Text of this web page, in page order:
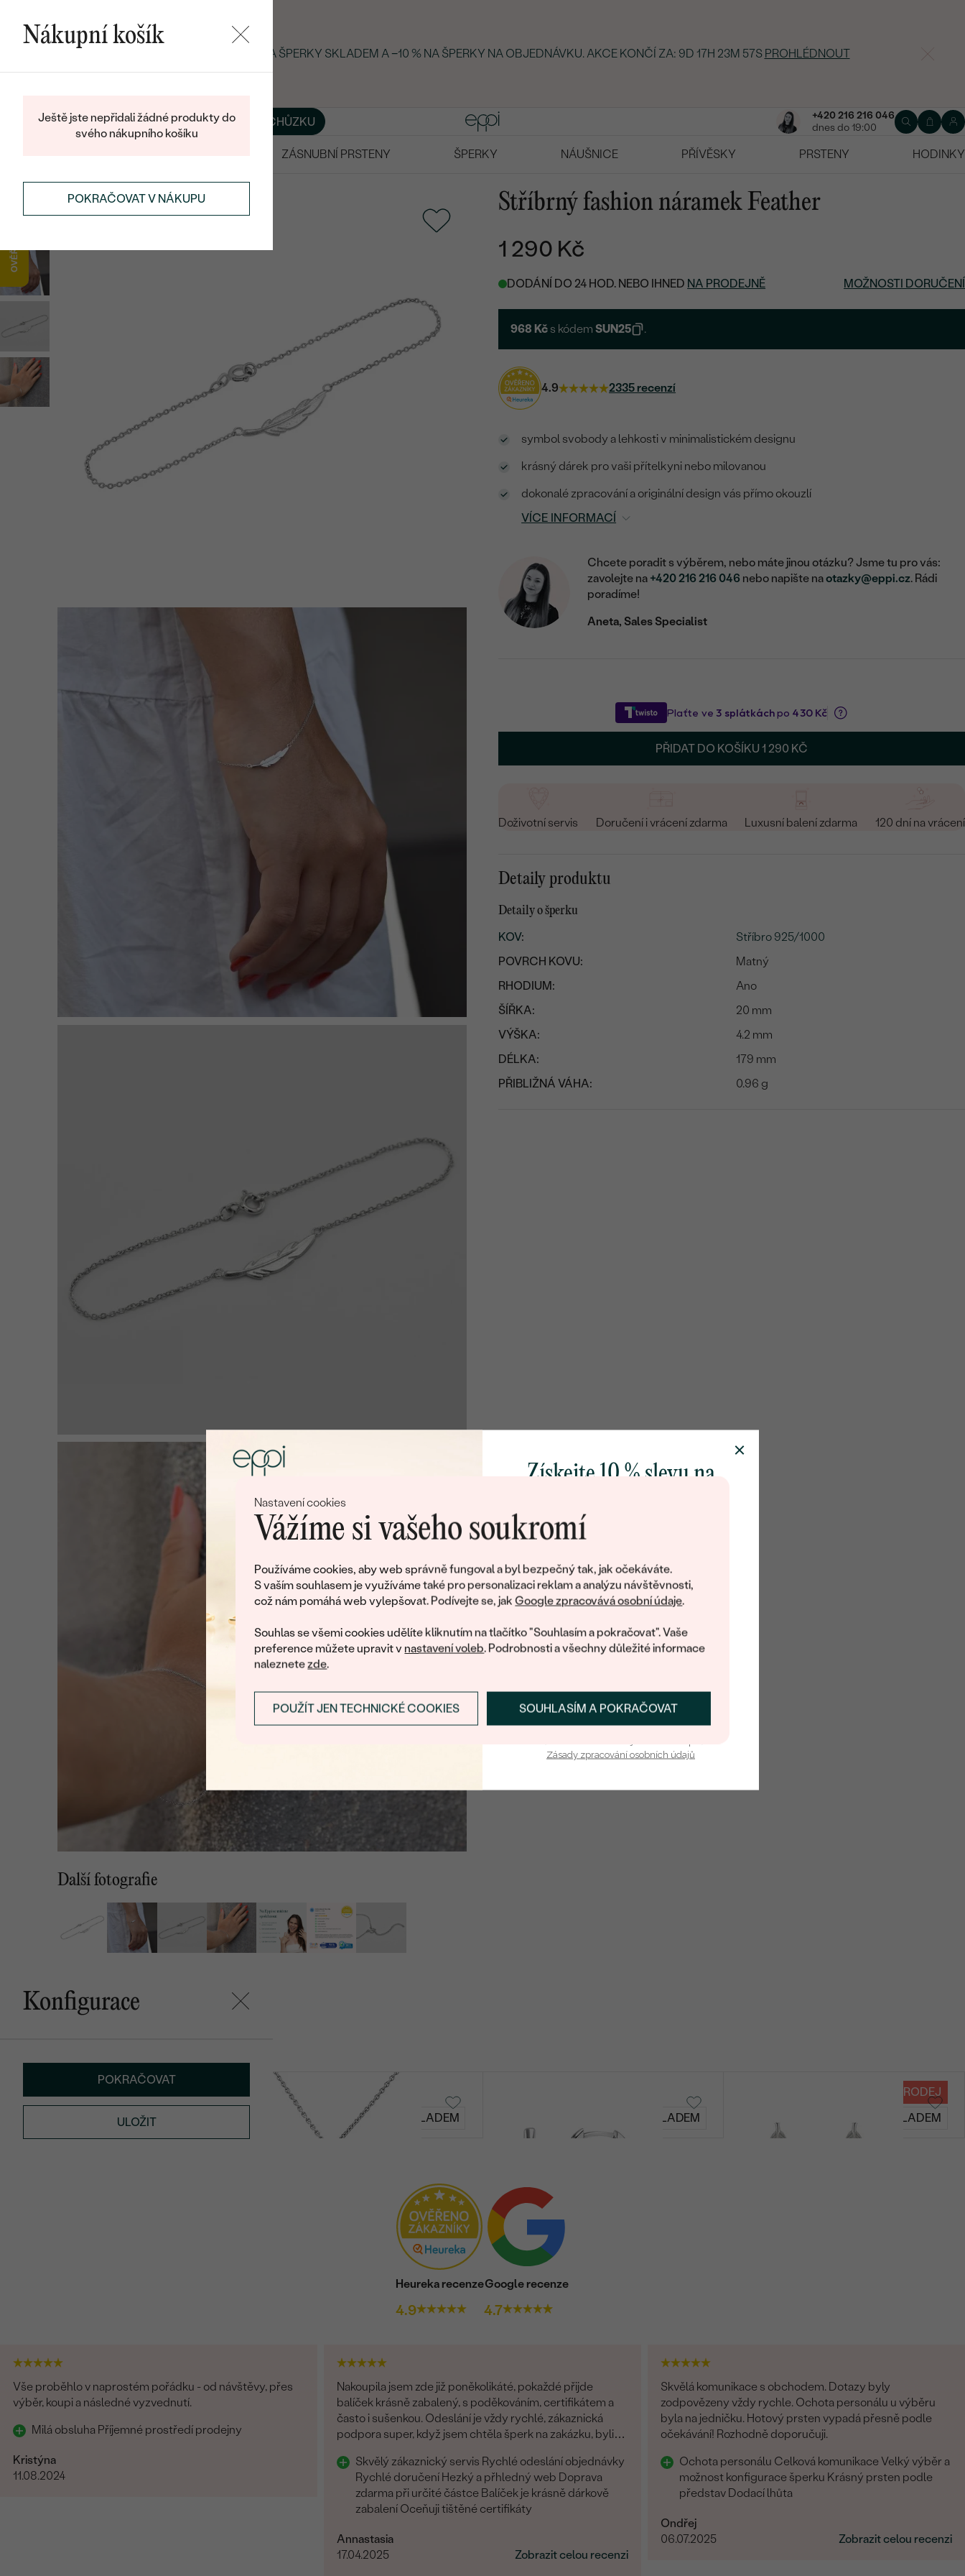
Nastavení cookies
Vážíme si vašeho soukromí
Používáme cookies, aby web správně fungoval a byl bezpečný tak, jak očekáváte.
S vaším souhlasem je využíváme také pro personalizaci reklam a analýzu návštěvnosti,
což nám pomáhá web vylepšovat. Podívejte se, jakGoogle zpracovává osobní údaje.
Souhlas se všemi cookies udělíte kliknutím na tlačítko "Souhlasím a pokračovat". Vaše
preference můžete upravit v nastavení voleb. Podrobnosti a všechny důležité informace
naleznetezde.
SOUHLASÍM A POKRAČOVAT
POUŽÍT JEN TECHNICKÉ COOKIES
LETNÍ BLACK FRIDAY: −25 % NA ŠPERKY SKLADEM A −10 % NA ŠPERKY NA OBJEDNÁVKU. AKCE KONČÍ ZA: 9D 17H 23M 56S PROHLÉDNOUT
BLOGŠPERKY NA MÍRU DOMLUVIT SI SCHŮZKU
+420 216 216 046
dnes do 19:00
ZÁSNUBNÍ PRSTENY ŠPERKY NÁUŠNICE PŘÍVĚSKY PRSTENY
HODINKY
NÁRAMKYSTŘÍBRNÉ NÁRAMKY
Další fotografie
Stříbrný fashion náramek Feather
1 290 Kč
DODÁNÍ DO 24 HOD. NEBO IHNED NA PRODEJNĚ MOŽNOSTI DORUČENÍ
968 Kč s kódemSUN25 .
4.9 2335 recenzí
symbol svobody a lehkosti v minimalistickém designu
krásný dárek pro vaši přítelkyni nebo milovanou
dokonalé zpracování a originální design vás přímo okouzlí
VÍCE INFORMACÍ
Chcete poradit s výběrem, nebo máte jinou otázku? Jsme tu pro vás:
zavolejte na +420 216 216 046 nebo napište naotazky@eppi.cz. Rádi
poradíme!
Aneta, Sales Specialist
PŘIDAT DO KOŠÍKU1 290 KČ
Doživotní servis Doručení i vrácení zdarma Luxusní balení zdarma 120 dní na vrácení
Detaily produktu
Detaily o šperku
KOV:
Stříbro 925/1000
POVRCH KOVU:
Matný
RHODIUM:
Ano
ŠÍŘKA:
20 mm
VÝŠKA:
4.2 mm
DÉLKA:
179 mm
PŘIBLIŽNÁ VÁHA:
0.96 g
Konfigurace
POKRAČOVAT
ULOŽIT
Jax Malý princ
SKLADEM SKLADEM 1 090 Kč
VÝPRODEJ
SKLADEM
Heureka recenze
4.9
Google recenze
4.7
Vše proběhlo v naprostém pořádku - od návštěvy, přes
výběr, koupi a následné vyzvednutí.
Milá obsluha Příjemné prostředí prodejny
Kristýna
11.08.2024
Nakoupila jsem zde již poněkolikáté, pokaždé přijde
balíček krásně zabalený, s poděkováním, certifikátem a
často i sušenkou. Odeslání je vždy rychlé, zákaznická
podpora super, když jsem chtěla šperk na zakázku, byli
Skvělý zákaznický servis Rychlé odeslání objednávky
Rychlé doručení Hezký a přhledný web Doprava
zdarma při určité částce Balíček je krásně dárkově
zabalení Oceňuji tištěné certifikáty
Annastasia
17.04.2025
Zobrazit celou recenzi
Skvělá komunikace s obchodem. Dotazy byly
zodpovězeny vždy rychle. Ochota personálu u výběru
byla na jedničku. Hotový prsten vypadá přesně podle
očekávání! Rozhodně doporučuji.
Ochota personálu Celková komunikace Velký výběr a
možnost konfigurace šperku Krásný prsten podle
představ Dodací lhůta
Ondřej
06.07.2025
Zobrazit celou recenzi
Nákupní košík
Ještě jste nepřidali žádné produkty do
svého nákupního košíku
POKRAČOVAT V NÁKUPU
Získejte 10 % slevu na
poctivě vyráběných šperků Eppi.
Jako dárek na přivítání vám obratem
zašleme slevový kód na váš první
PŘIHLÁSIT SE A ZÍSKAT SLEVU
Zásady zpracování osobních údajů